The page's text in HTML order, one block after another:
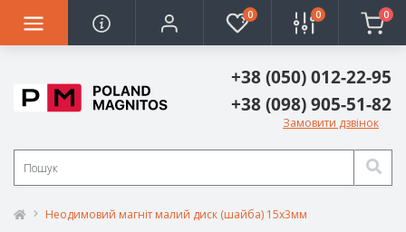
0 0 0
+38 (050) 012-22-95
+38 (098) 905-51-82
Замовити дзвінок
Неодимовий магніт малий диск (шайба) 15х3мм